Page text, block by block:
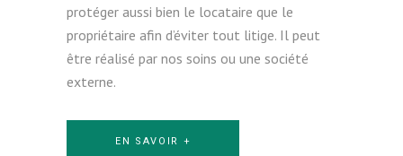
protéger aussi bien le locataire que le
propriétaire afin d’éviter tout litige. Il peut
être réalisé par nos soins ou une société
externe.
EN SAVOIR +